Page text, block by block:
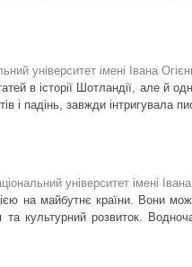
університет імені Івана
в історії Шотландії, але й
і падінь, завжди інтригувала
університет імені
на майбутнє країни. Вони
культурний розвиток.